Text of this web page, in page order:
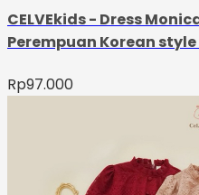
CELVEkids - Dress
Perempuan Korean
Rp97.000